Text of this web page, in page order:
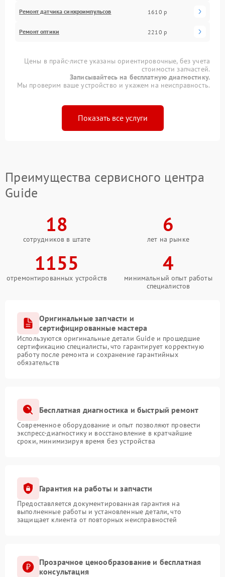
Ремонт датчика синхроимпульсов 1610 р
Ремонт оптики 2210 р
Цены в прайс-листе указаны ориентировочные, без учета
стоимости запчастей.
Записывайтесь на бесплатную диагностику.
Мы проверим ваше устройство и укажем на неисправность.
Показать все услуги
Преимущества сервисного центра
Guide
18
сотрудников в штате
6
лет на рынке
1155
отремонтированных устройств
4
минимальный опыт работы
специалистов
Оригинальные запчасти и
сертифицированные мастера
Используются оригинальные детали Guide и прошедшие
сертификацию специалисты, что гарантирует корректную
работу после ремонта и сохранение гарантийных
обязательств
Бесплатная диагностика и быстрый ремонт
Современное оборудование и опыт позволяют провести
экспресс-диагностику и восстановление в кратчайшие
сроки, минимизируя время без устройства
Гарантия на работы и запчасти
Предоставляется документированная гарантия на
выполненные работы и установленные детали, что
защищает клиента от повторных неисправностей
Прозрачное ценообразование и бесплатная
консультация